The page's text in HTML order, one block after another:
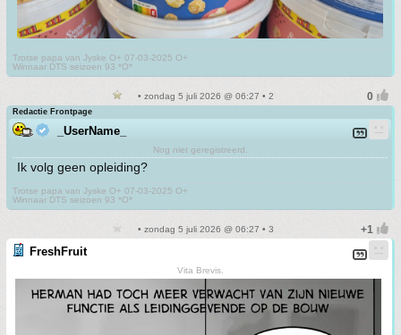
Trotse papa van Jyske O+ 07-03-2025 O+
Winnaar DTS seizoen 93 *O*
• zondag 5 juli 2026 @ 06:27 • 2
Redactie Frontpage
_UserName_
Nog niet geregistreerd.
Ik volg geen opleiding?
Trotse papa van Jyske O+ 07-03-2025 O+
Winnaar DTS seizoen 93 *O*
• zondag 5 juli 2026 @ 06:27 • 3
FreshFruit
Vita Brevis.